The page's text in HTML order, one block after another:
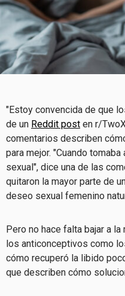
"Estoy convencida de que
de un Reddit post en r/
comentarios describen
para mejor. "Cuando
sexual", dice una de las
quitaron la mayor parte de
deseo sexual femenino
Pero no hace falta bajar a
los anticonceptivos como
cómo recuperó la libido
que describen cómo